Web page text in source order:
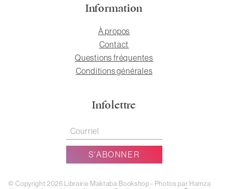
Information
À propos
Contact
Questions fréquentes
Conditions générales
Infolettre
© Copyright 2026 Librairie Maktaba Bookshop - Photos par Hamza